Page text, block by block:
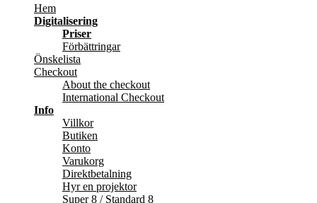
Hem
Digitalisering
Priser
Förbättringar
Önskelista
Checkout
About the checkout
International Checkout
Info
Villkor
Butiken
Konto
Varukorg
Direktbetalning
Hyr en projektor
Super 8 / Standard 8